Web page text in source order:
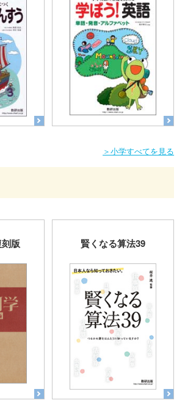
＞小学すべてを見る
版 賢くなる算法39